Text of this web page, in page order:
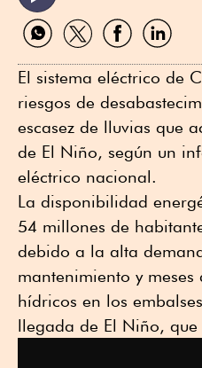
Compartir
por
Compartir
por
Compartir
por
Compartir
por
El sistema eléctrico de
riesgos de
escasez de lluvias que
de El Niño, según un
eléctrico nacional.
La disponibilidad
54 millones de
debido a la alta
mantenimiento y meses
hídricos en los
llegada de El Niño, que